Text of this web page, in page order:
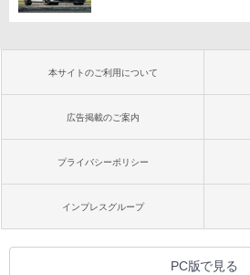
本サイトのご利用について
広告掲載のご案内
プライバシーポリシー
インプレスグループ
PC版で見る